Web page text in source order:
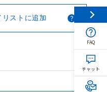
リストに追加
FAQ
チャット